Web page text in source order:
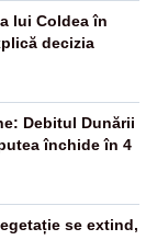
lui Coldea în
decizia
Debitul Dunării
închide în 4
se extind,